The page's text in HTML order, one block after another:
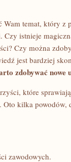
temat, który z
istnieje
Czy można
jest bardziej
zdobywać‌ nowe
które
kilka powodów,
zawodowych.